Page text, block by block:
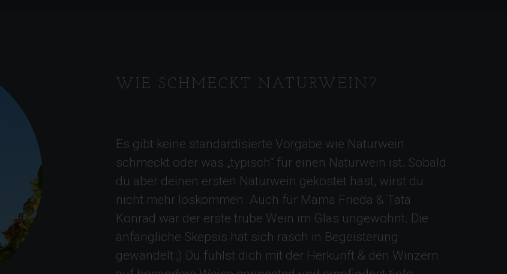
WIE SCHMECKT NATURWEIN?
Es gibt keine standardisierte Vorgabe wie Naturwein
schmeckt oder was „typisch“ für einen Naturwein ist. Sobald
du aber deinen ersten Naturwein gekostet hast, wirst du
nicht mehr loskommen. Auch für Mama Frieda & Tata
Konrad war der erste trübe Wein im Glas ungewohnt. Die
anfängliche Skepsis hat sich rasch in Begeisterung
gewandelt ;) Du fühlst dich mit der Herkunft & den Winzern